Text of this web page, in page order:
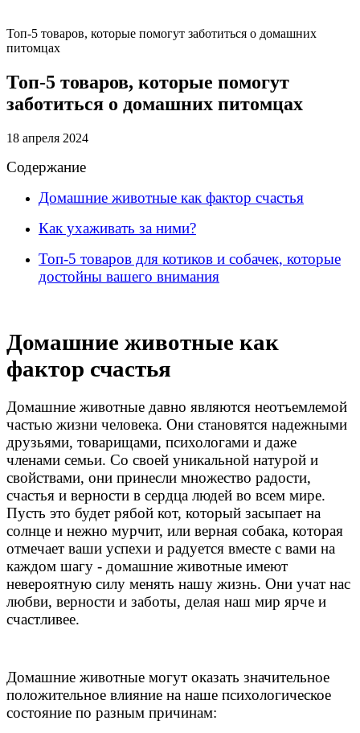
Топ-5 товаров, которые помогут заботиться о домашних
питомцах
Топ-5 товаров, которые помогут
заботиться о домашних питомцах
18 апреля 2024
Содержание
Домашние животные как фактор счастья
Как ухаживать за ними?
Топ-5 товаров для котиков и собачек, которые
достойны вашего внимания
Домашние животные как
фактор счастья
Домашние животные давно являются неотъемлемой
частью жизни человека. Они становятся надежными
друзьями, товарищами, психологами и даже
членами семьи. Со своей уникальной натурой и
свойствами, они принесли множество радости,
счастья и верности в сердца людей во всем мире.
Пусть это будет рябой кот, который засыпает на
солнце и нежно мурчит, или верная собака, которая
отмечает ваши успехи и радуется вместе с вами на
каждом шагу - домашние животные имеют
невероятную силу менять нашу жизнь. Они учат нас
любви, верности и заботы, делая наш мир ярче и
счастливее.
Домашние животные могут оказать значительное
положительное влияние на наше психологическое
состояние по разным причинам: